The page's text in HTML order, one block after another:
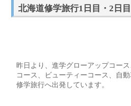
北海道修学旅行1日目・2日目
昨日より、進学グローアップコー
コース、ビューティーコース、自
修学旅行へ出発しています。